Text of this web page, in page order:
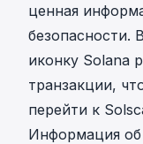
ценная
безопасности.
иконку Solana
транзакции,
перейти к
Информация об